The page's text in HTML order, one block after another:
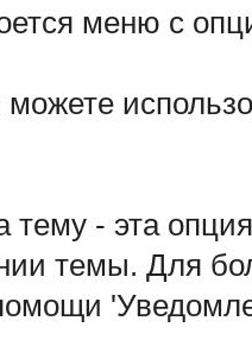
меню с
тему - эта
темы. Для